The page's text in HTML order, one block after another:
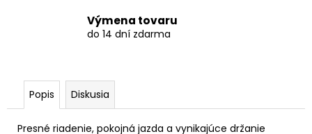
Výmena tovaru
do 14 dní zdarma
Popis Diskusia
Presné riadenie, pokojná jazda a vynikajúce držanie